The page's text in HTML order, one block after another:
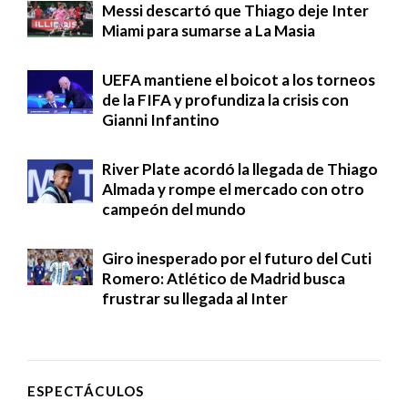
Messi descartó que Thiago deje Inter
Miami para sumarse a La Masia
UEFA mantiene el boicot a los torneos
de la FIFA y profundiza la crisis con
Gianni Infantino
River Plate acordó la llegada de Thiago
Almada y rompe el mercado con otro
campeón del mundo
Giro inesperado por el futuro del Cuti
Romero: Atlético de Madrid busca
frustrar su llegada al Inter
ESPECTÁCULOS